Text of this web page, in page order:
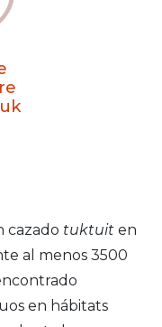
cazado tuktuit en
al menos 3500
en hábitats